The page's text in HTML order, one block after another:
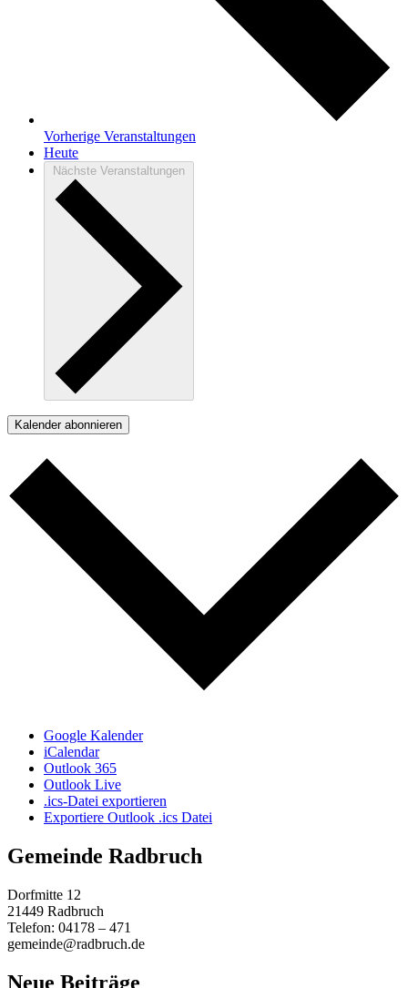
Vorherige Veranstaltungen
Heute
Nächste Veranstaltungen
Kalender abonnieren
Google Kalender
iCalendar
Outlook 365
Outlook Live
.ics-Datei exportieren
Exportiere Outlook .ics Datei
Gemeinde Radbruch
Dorfmitte 12
21449 Radbruch
Telefon: 04178 – 471
gemeinde@radbruch.de
Neue Beiträge